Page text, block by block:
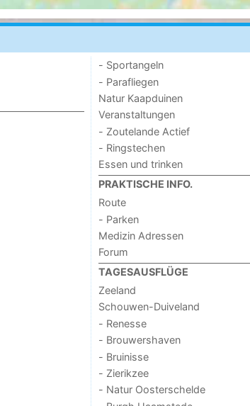
- Sportangeln
- Parafliegen
Natur Kaapduinen
Veranstaltungen
- Zoutelande Actief
- Ringstechen
Essen und trinken
PRAKTISCHE INFO.
Route
- Parken
Medizin Adressen
Forum
TAGESAUSFLÜGE
Zeeland
Schouwen-Duiveland
- Renesse
- Brouwershaven
- Bruinisse
- Zierikzee
- Natur Oosterschelde